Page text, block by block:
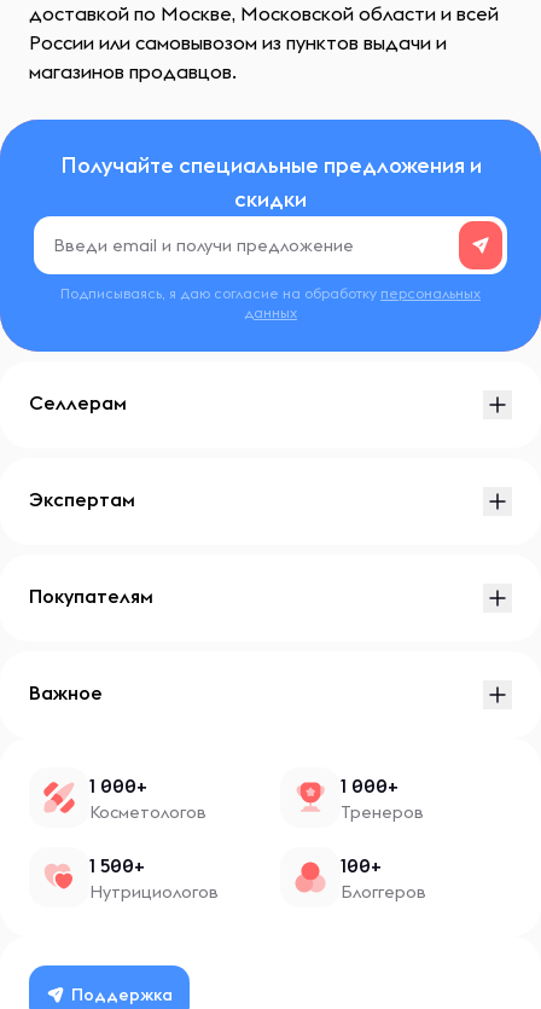
доставкой по Москве, Московской области и всей
России или самовывозом из пунктов выдачи и
магазинов продавцов.
Получайте специальные предложения и
скидки
Подписываясь, я даю согласие на обработку персональных
данных
Селлерам
Экспертам
Покупателям
Важное
1 000+
Косметологов
1 000+
Тренеров
1 500+
Нутрициологов
100+
Блоггеров
Поддержка